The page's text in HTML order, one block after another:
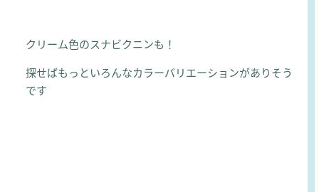
クリーム色のスナビクニンも！
探せばもっといろんなカラーバリエーションがありそう
です